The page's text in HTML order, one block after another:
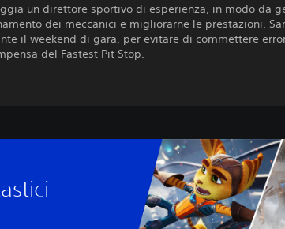
un direttore sportivo di esperienza, in modo da
dei meccanici e migliorarne le prestazioni.
il weekend di gara, per evitare di commettere
del Fastest Pit Stop.